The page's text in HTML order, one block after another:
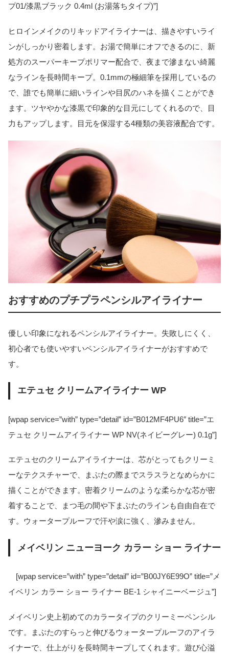
プ01/漆黒ブラック 0.4ml (お湯落ちタイプ)”]
ヒロインメイクのリキッドアイライナーは、描きやすいライ
ンがしっかり密着します。お湯で簡単にオフできるのに、新
処方のスーパーキープポリマー配合で、夜まで滲まない綺麗
なラインを長時間キープ。0.1mmの極細筆を採用しているの
で、誰でも簡単に細いラインや目尻のハネを描くことができ
ます。ツヤやかな漆黒で印象的な目元にしてくれるので、目
力もアップします。目元を保湿する4種類の美容液配合です。
おすすめのプチプラペンシルアイライナー
優しい印象になれるペンシルアイライナー。失敗しにくく、
初心者でも使いやすいペンシルアイライナーがおすすめで
す。
エテュセ クリームアイライナー WP
[wpap service=”with” type=”detail” id=”B012MF4PU6″ title=”エ
テュセ クリームアイライナー WP NV(ネイビーグレー) 0.1g”]
エテュセのクリームアイライナーは、芯がとってもクリーミ
ーなテクスチャーで、まぶたの際までスラスラとなめらかに
描くことができます。密着クリームのような柔らかな芯が密
着することで、まつ毛の間や下まぶたのラインも自由自在で
す。ウォータープルーフで汗や涙に強く、滲みません。
メイベリン ニューヨーク カラー ショー ライナー
[wpap service=”with” type=”detail” id=”B00JY6E99O” title=”メ
イベリン カラー ショー ライナー BE-1 シャイニーベージュ”]
メイベリン史上初めてのカラータイプのクリーミーペンシル
です。まぶたのすらっと伸びるウォータープルーフのアイラ
イナーで、仕上がりを長時間キープしてくれます。遊び心溢